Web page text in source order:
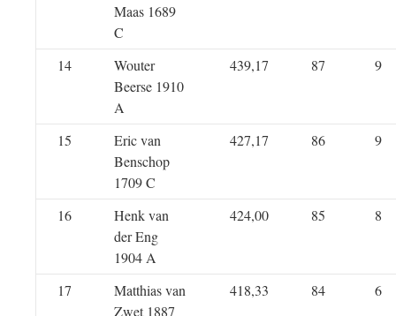
Maas 1689
C
14
Wouter
Beerse 1910
A
439,17 87 9
15
Eric van
Benschop
1709 C
427,17 86 9
16
Henk van
der Eng
1904 A
424,00 85 8
17
Matthias van
Zwet 1887
418,33 84 6